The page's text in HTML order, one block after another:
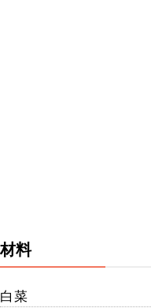
材料
白菜